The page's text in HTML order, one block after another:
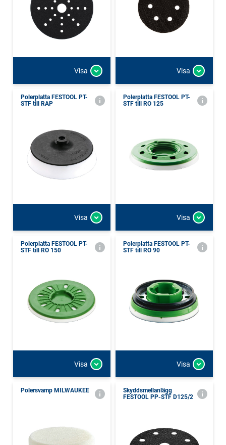
Visa Visa
Polerplatta FESTOOL PT-
STF till RAP
Visa
Polerplatta FESTOOL PT-
STF till RO 125
Visa
Polerplatta FESTOOL PT-
STF till RO 150
Visa
Polerplatta FESTOOL PT-
STF till RO 90
Visa
Polersvamp MILWAUKEE
Skyddsmellanlägg
FESTOOL PP-STF D125/2